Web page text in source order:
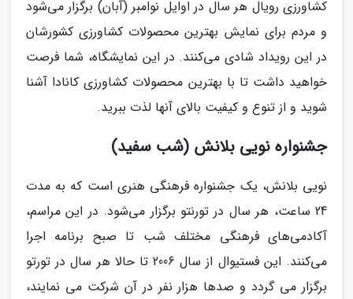
کشاورزی رویال هر سال در اوایل نوامبر (آبان) برگزار می‌شود
و مردم برای نمایش بهترین محصولات کشاورزی کشورشان
در این رویداد شادی می‌کنند. در این نمایشگاه، شما فرصت
خواهید داشت تا با بهترین محصولات کشاورزی کانادا آشنا
شوید و از تنوع و کیفیت بالای آنها لذت ببرید.
جشنواره نویی بلانش (شب سفید)
نویی بلانش، یک جشنواره فرهنگی هنری است که به مدت
24 ساعت، هر سال در تورنتو برگزار می‌شود. در این مراسم،
آکادمی‌های فرهنگی مختلف شب تا صبح برنامه اجرا
می‌کنند. این فستیوال از سال 2006 تا حالا هر سال در تورتو
برگزار می گردد و صدها هزار نفر در آن شرکت می نمایند،